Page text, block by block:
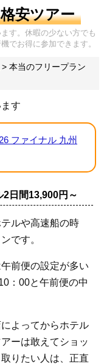
安ツアー
す。休暇の少ない方でも
でお得に参加できます。
> 本当のフリープラン
す
ファイナル 九州
日間13,900円～
ルや高速船の時
です。
前便の設定が多い
：00と午前便の中
よってからホテル
ーは敢えてショッ
りたい人は、正直